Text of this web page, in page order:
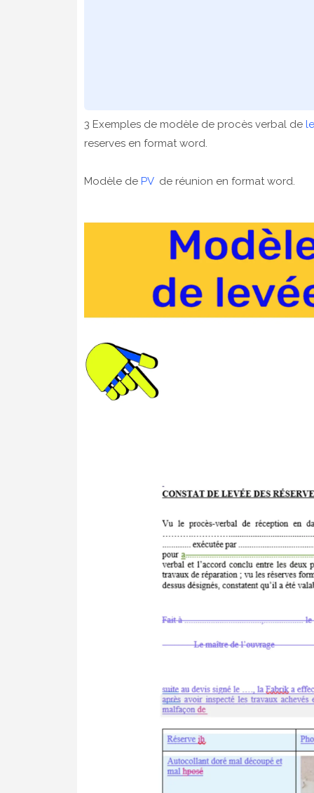
3 Exemples de modèle de procès verbal de
reserves en format word.
Modèle de PV
  de réunion en format word.